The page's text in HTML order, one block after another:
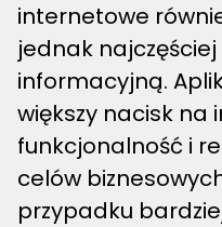
internetowe
jednak
informacyjną.
większy nacisk na
funkcjonalność i
celów
przypadku